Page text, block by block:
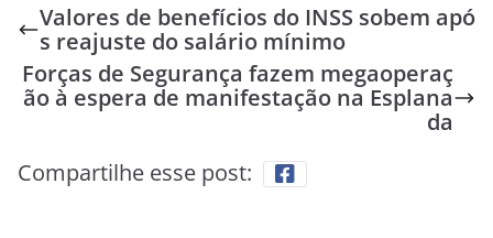
Valores de benefícios do INSS sobem apó
s reajuste do salário mínimo
Forças de Segurança fazem megaoperaç
ão à espera de manifestação na Esplana
da
Compartilhe esse post: